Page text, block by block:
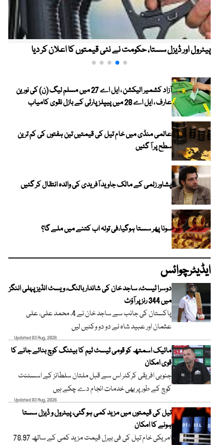
پیٹرول اور ڈیزل سستا، حکومت نے نئی قیمتوں کا اعلان کر دیا
آزاد کشمیر الیکشن ، ایل اے 27 میں مسلم لیگ (ن) کی نورین
عارف ، ایل اے 28 میں پیپلز پارٹی کے بازل نقوی کامیاب
عالمی منڈی میں خام تیل کی قیمتیں تین ہفتوں کی کم ترین
سطح پر آ گئیں
پشاور زلمی کے مالک جاوید آفریدی کی والدہ انتقال کر گئیں
سونا پھر سستا ہوگیا،فی تولہ اب کتنے میں ملے گا؟
ایڈیٹرچوائس
دوسرا ٹیسٹ، ساجد خان کی شاندار بالنگ، ویسٹ انڈیز پہلی اننگز
میں 344 رنز پر آؤٹ
پاکستان کی جانب سے ساجد خان نے 4، محمد علی، علی
عثمان اور عبید شاہ نے دو دو وکٹیں لیں
Updated 03 Aug, 2026
مائیک اسمتھ کو قومی ٹیسٹ ٹیم کا بیٹنگ کوچ بنائے جانے کا
قوی امکان
جنوبی افریقی کرکٹر اس سے قبل ملتان سلطانز کے اسسٹنٹ
کوچ کے طور پر بھی خدمات انجام دے چکے ہیں
Updated 03 Aug, 2026
تیل کی قیمتوں میں مزید کمی ہو گئی، پیٹرول و ڈیزل سستا
ہونے کا امکان
امریکی خام تیل کی فی بیرل قیمت مزید کمی کے ساتھ 78.97